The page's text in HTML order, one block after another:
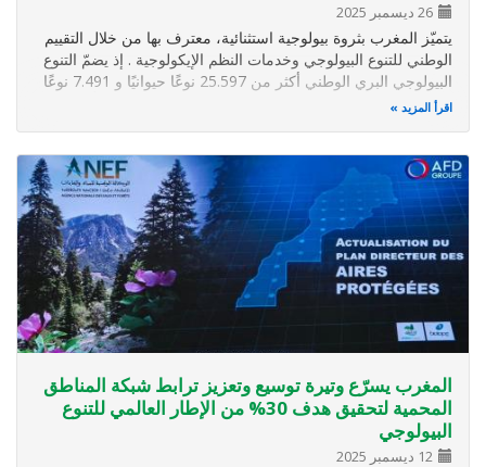
26 ديسمبر 2025
يتميّز المغرب بثروة بيولوجية استثنائية، معترف بها من خلال التقييم
الوطني للتنوع البيولوجي وخدمات النظم الإيكولوجية . إذ يضمّ التنوع
البيولوجي البري الوطني أكثر من 25.597 نوعًا حيوانيًا و 7.491 نوعًا
اقرأ المزيد
المغرب يسرّع وتيرة توسيع وتعزيز ترابط شبكة المناطق
المحمية لتحقيق هدف 30% من الإطار العالمي للتنوع
البيولوجي
12 ديسمبر 2025